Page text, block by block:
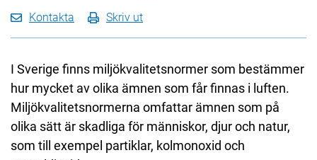
Kontakta Skriv ut
​​I Sverige finns miljökvalitetsnormer som bestämmer
hur mycket av olika ämnen som får finnas i luften.
Miljökvalitetsnormerna omfattar ämnen som på
olika sätt är skadliga för människor, djur och natur,
som till exempel partiklar, kolmonoxid och